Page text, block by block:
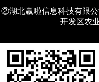
②湖北赢啦信息科技有限
开发区农